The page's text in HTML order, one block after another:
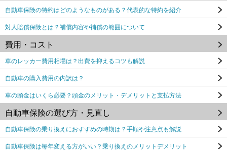
自動車保険の特約はどのようなものがある？代表的な特約を紹介
対人賠償保険とは？補償内容や補償の範囲について
費用・コスト
車のレッカー費用相場は？出費を抑えるコツも解説
自動車の購入費用の内訳は？
車の頭金はいくら必要？頭金のメリット・デメリットと支払方法
自動車保険の選び方・見直し
自動車保険の乗り換えにおすすめの時期は？手順や注意点も解説
自動車保険は毎年変える方がいい？乗り換えのメリットデメリット